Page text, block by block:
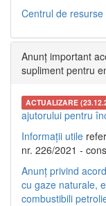
Centrul de resurse
Anunț important
supliment pentru
ACTUALIZARE
ajutorului pentru
Informații utile
nr. 226/2021 -
Anunț privind
cu gaze naturale,
combustibili